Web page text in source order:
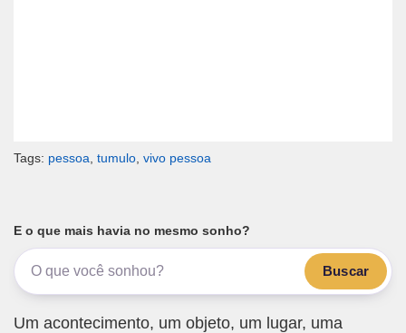
Tags: pessoa, tumulo, vivo pessoa
E o que mais havia no mesmo sonho?
Buscar
Um acontecimento, um objeto, um lugar, uma